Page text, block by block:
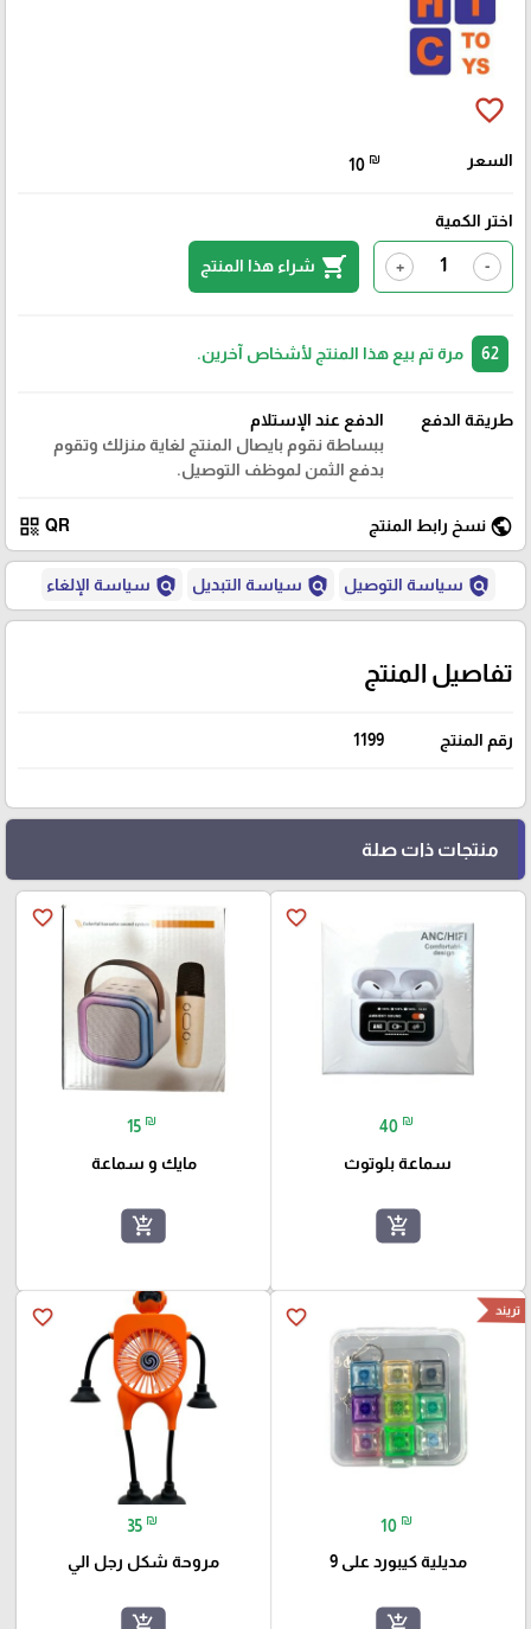
favorite_border
السعر 10 ₪
اختر الكمية
-
+
shopping_cart شراء هذا المنتج
مرة تم بيع هذا المنتج لأشخاص آخرين.
طريقة الدفع
الدفع عند الإستلام
ببساطة نقوم بايصال المنتج لغاية منزلك وتقوم
بدفع الثمن لموظف التوصيل.
public نسخ رابط المنتج QR
qr_code
policy سياسة التوصيل policy سياسة التبديل policy سياسة الإلغاء
تفاصيل المنتج
رقم المنتج 1199
منتجات ذات صلة
favorite_border
40 ₪
سماعة بلوتوث
add_shopping_cart
favorite_border
15 ₪
مايك و سماعة
add_shopping_cart
favorite_border تريند
10 ₪
مديلية كيبورد على 9
favorite_border
35 ₪
مروحة شكل رجل الي